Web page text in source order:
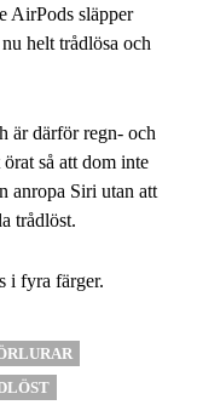
AirPods släpper
helt trådlösa och
är därför regn- och
så att dom inte
anropa Siri utan att
trådlöst.
i fyra färger.